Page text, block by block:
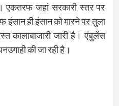
एकतरफ जहां सरकारी स्तर पर
इंसान ही इंसान को मारने पर तुला
जारी है। एंबुलेंस
की जा रही है।